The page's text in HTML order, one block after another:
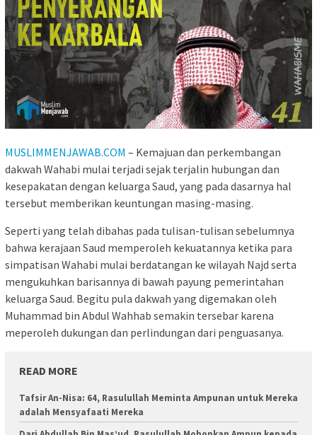
MUSLIMMENJAWAB.COM – Kemajuan dan perkembangan
dakwah Wahabi mulai terjadi sejak terjalin hubungan dan
kesepakatan dengan keluarga Saud, yang pada dasarnya hal
tersebut memberikan keuntungan masing-masing.
Seperti yang telah dibahas pada tulisan-tulisan sebelumnya
bahwa kerajaan Saud memperoleh kekuatannya ketika para
simpatisan Wahabi mulai berdatangan ke wilayah Najd serta
mengukuhkan barisannya di bawah payung pemerintahan
keluarga Saud. Begitu pula dakwah yang digemakan oleh
Muhammad bin Abdul Wahhab semakin tersebar karena
meperoleh dukungan dan perlindungan dari penguasanya.
READ MORE
Tafsir An-Nisa: 64, Rasulullah Meminta Ampunan untuk Mereka
adalah Mensyafaati Mereka